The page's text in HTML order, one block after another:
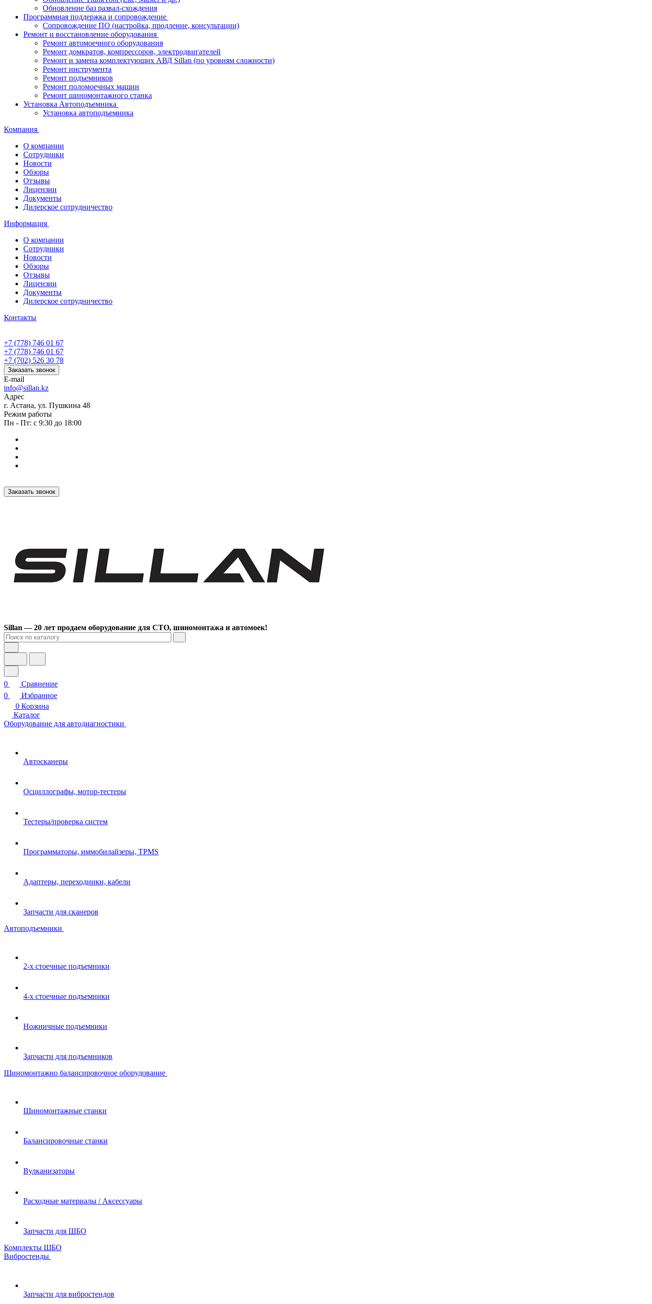
Обновление баз развал-схождения
Программная поддержка и сопровождение
Сопровождение ПО (настройка, продление, консультации)
Ремонт и восстановление оборудования
Ремонт автомоечного оборудования
Ремонт домкратов, компрессоров, электродвигателей
Ремонт и замена комплектующих АВД Sillan (по уровням сложности)
Ремонт инструмента
Ремонт подъемников
Ремонт поломоечных машин
Ремонт шиномонтажного станка
Установка Автоподъемника
Установка автоподъемника
Компания
О компании
Сотрудники
Новости
Обзоры
Отзывы
Лицензии
Документы
Дилерское сотрудничество
Информация
О компании
Сотрудники
Новости
Обзоры
Отзывы
Лицензии
Документы
Дилерское сотрудничество
Контакты
+7 (778) 746 01 67
+7 (778) 746 01 67
+7 (702) 526 30 78
Заказать звонок
E-mail
info@sillan.kz
Адрес
г. Астана, ул. Пушкина 48
Режим работы
Пн - Пт: с 9:30 до 18:00
Заказать звонок
Sillan — 20 лет продаем оборудование для СТО, шиномонтажа и автомоек!
0
Сравнение
0
Избранное
0 Корзина
Каталог
Оборудование для автодиагностики
Автосканеры
Осциллографы, мотор-тестеры
Тестеры/проверка систем
Программаторы, иммобилайзеры, TPMS
Адаптеры, переходники, кабели
Запчасти для сканеров
Автоподъемники
2-х стоечные подъемники
4-х стоечные подъемники
Ножничные подъемники
Запчасти для подъемников
Шиномонтажно балансировочное оборудование
Шиномонтажные станки
Балансировочные станки
Вулканизаторы
Расходные материалы / Аксессуары
Запчасти для ШБО
Комплекты ШБО
Вибростенды
Запчасти для вибростендов